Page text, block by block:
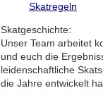
Skatregeln
Skatgeschichte:
Unser Team arbeitet
und euch die
leidenschaftliche
die Jahre entwickelt